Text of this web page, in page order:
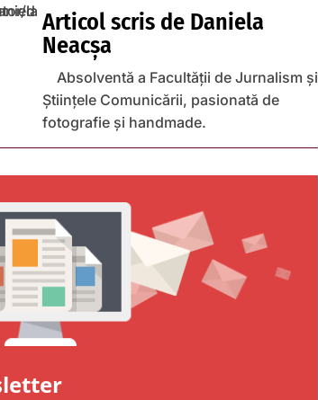
Articol scris de Daniela
Neacșa
Absolventă a Facultății de Jurnalism și
Științele Comunicării, pasionată de
fotografie și handmade.